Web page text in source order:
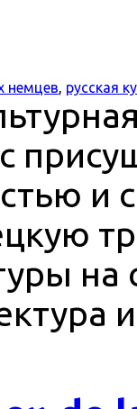
немцев русская
и
на